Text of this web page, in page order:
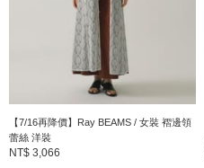
【7/16再降價】Ray BEAMS / 女裝 褶邊領
蕾絲 洋裝
NT$ 3,066